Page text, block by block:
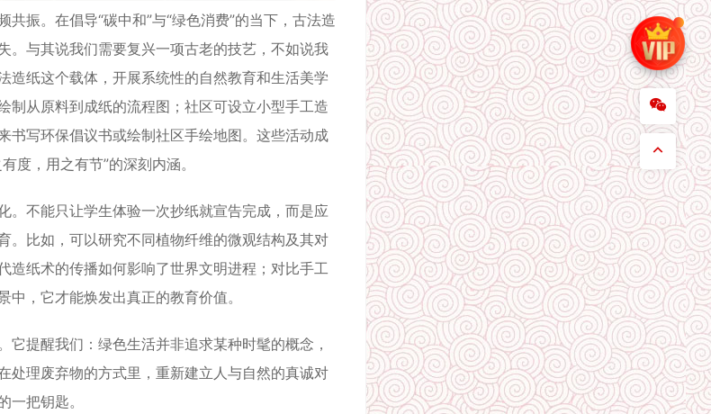
振。在倡导“碳中和”与“绿色消费”的当下，古法造
。与其说我们需要复兴一项古老的技艺，不如说我
造纸这个载体，开展系统性的自然教育和生活美学
制从原料到成纸的流程图；社区可设立小型手工造
书写环保倡议书或绘制社区手绘地图。这些活动成
度，用之有节”的深刻内涵。
不能只让学生体验一次抄纸就宣告完成，而是应
。比如，可以研究不同植物纤维的微观结构及其对
造纸术的传播如何影响了世界文明进程；对比手工
，它才能焕发出真正的教育价值。
提醒我们：绿色生活并非追求某种时髦的概念，
理废弃物的方式里，重新建立人与自然的真诚对
把钥匙。